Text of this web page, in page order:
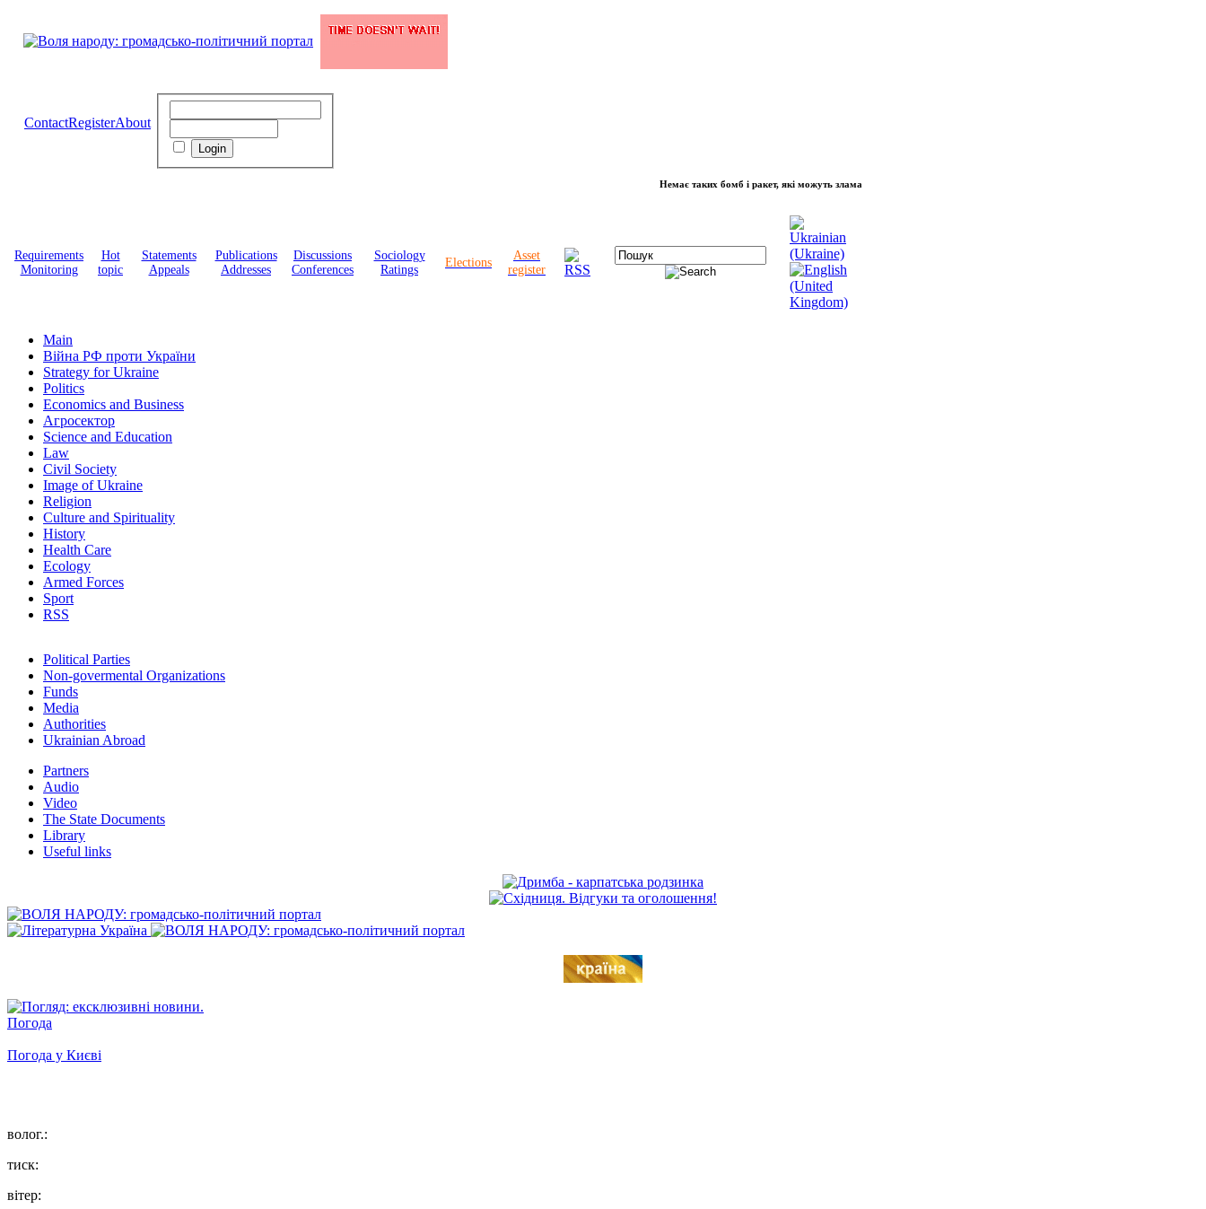
ContactRegisterAbout
Немає таких бомб і ракет, які можуть зламати волю народу, - Президент України Володимир Зеленський
Requirements
Monitoring
Hot
topic
Statements
Appeals
Publications
Addresses
Discussions
Conferences
Sociology
Ratings
Elections
Asset
register
Main
Війна РФ проти України
Strategy for Ukraine
Politics
Economics and Business
Агросектор
Science and Education
Law
Civil Society
Image of Ukraine
Religion
Culture and Spirituality
History
Health Care
Ecology
Armed Forces
Sport
RSS
Political Parties
Non-govermental Organizations
Funds
Мedia
Authorities
Ukrainian Abroad
Partners
Audio
Video
The State Documents
Library
Useful links
Погода
Погода у Києві
волог.:
тиск:
вітер: